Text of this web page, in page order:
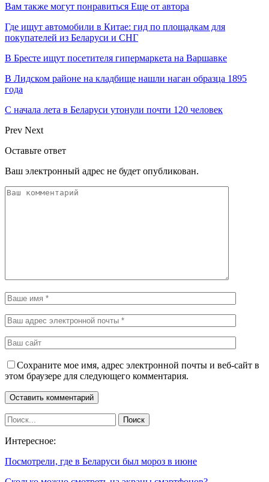
Вам также могут понравиться Еще от автора
Где ищут автомобили в Китае: гид по площадкам для
покупателей из Беларуси и СНГ
В Бресте ищут посетителя гипермаркета на Варшавке
В Лидском районе на кладбище нашли наган образца 1895
года
С начала лета в Беларуси утонули почти 120 человек
Prev Next
Оставьте ответ
Ваш электронный адрес не будет опубликован.
Сохраните мое имя, адрес электронной почты и веб-сайт в
этом браузере для следующего комментария.
Интересное:
Посмотрели, где в Беларуси был мороз в июне